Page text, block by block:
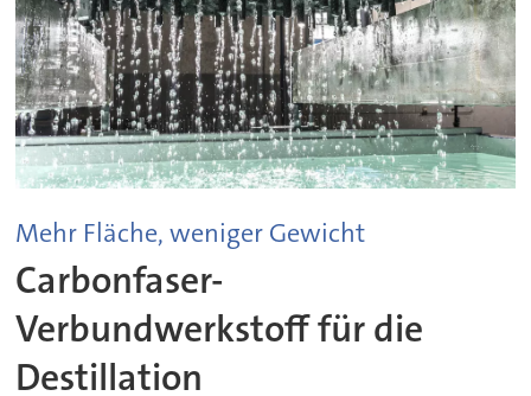
Mehr Fläche, weniger Gewicht
Carbonfaser-
Verbundwerkstoff für die
Destillation